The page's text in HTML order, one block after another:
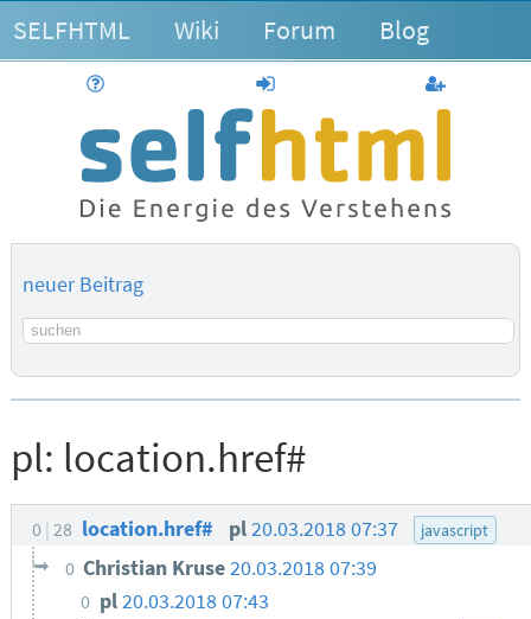
SELFHTML Wiki Forum Blog
anmelden
neuer Beitrag
Suchbegriff
pl: location.href#
0 28 location.href# pl20.03.2018 07:37 javascript
0 Christian Kruse20.03.2018 07:39
0 pl20.03.2018 07:43